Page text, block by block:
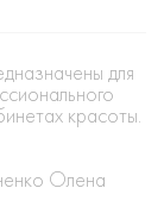
для
красоты.
Олена